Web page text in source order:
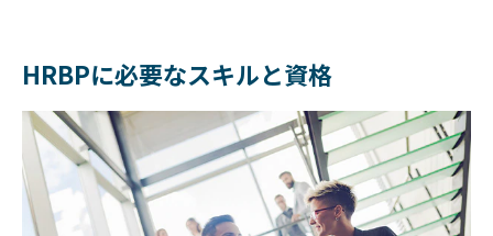
HRBPに必要なスキルと資格